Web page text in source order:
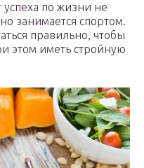
успеха по жизни не
занимается спортом.
правильно, чтобы
этом иметь стройную